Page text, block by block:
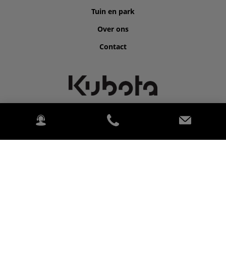
Tuin en park
Over ons
Contact
©2026 Kubota for BONENKAMP BV.